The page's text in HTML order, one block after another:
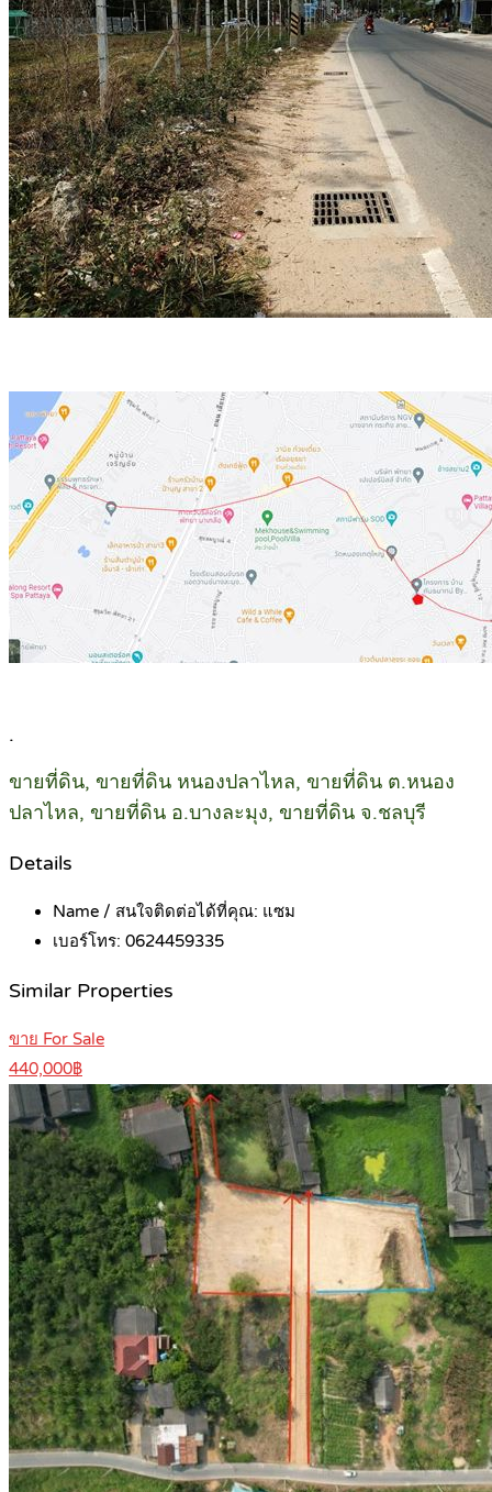
.
ขายที่ดิน, ขายที่ดิน หนองปลาไหล, ขายที่ดิน ต.หนอง
ปลาไหล, ขายที่ดิน อ.บางละมุง, ขายที่ดิน จ.ชลบุรี
Details
Name / สนใจติดต่อได้ที่คุณ: แซม
เบอร์โทร: 0624459335
Similar Properties
ขาย For Sale
440,000฿